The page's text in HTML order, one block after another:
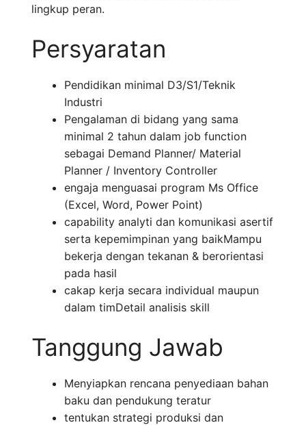
lingkup peran.
Persyaratan
Pendidikan minimal D3/S1/Teknik
Industri
Pengalaman di bidang yang sama
minimal 2 tahun dalam job function
sebagai Demand Planner/ Material
Planner / Inventory Controller
engaja menguasai program Ms Office
(Excel, Word, Power Point)
capability analyti dan komunikasi asertif
serta kepemimpinan yang baikMampu
bekerja dengan tekanan & berorientasi
pada hasil
cakap kerja secara individual maupun
dalam timDetail analisis skill
Tanggung Jawab
Menyiapkan rencana penyediaan bahan
baku dan pendukung teratur
tentukan strategi produksi dan